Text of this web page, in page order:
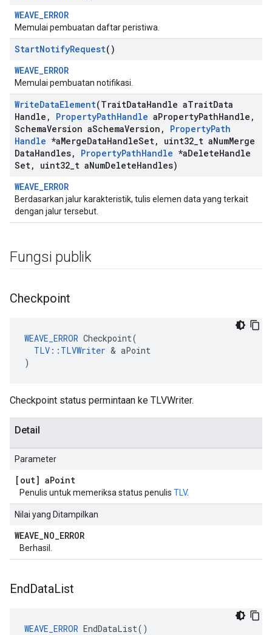
WEAVE_ERROR
Memulai pembuatan daftar peristiwa.
StartNotifyRequest()
WEAVE_ERROR
Memulai pembuatan notifikasi.
WriteDataElement(TraitDataHandle aTraitData
Handle , PropertyPathHandle aPropertyPathHandle ,
SchemaVersion aSchemaVersion , PropertyPath
Handle *aMergeDataHandleSet, uint32 t aNumMerge
DataHandles, PropertyPathHandle *aDeleteHandle
Set, uint32 t aNumDeleteHandles)
WEAVE_ERROR
Berdasarkan jalur karakteristik, tulis elemen data yang terkait
dengan jalur tersebut.
Fungsi publik
Checkpoint
WEAVE_ERROR Checkpoint(
TLV::TLVWriter & aPoint
)
Checkpoint status permintaan ke TLVWriter.
Detail
Parameter
[out] aPoint
Penulis untuk memeriksa status penulis TLV.
Nilai yang Ditampilkan
WEAVE_NO_ERROR
Berhasil.
EndDataList
WEAVE_ERROR EndDataList()